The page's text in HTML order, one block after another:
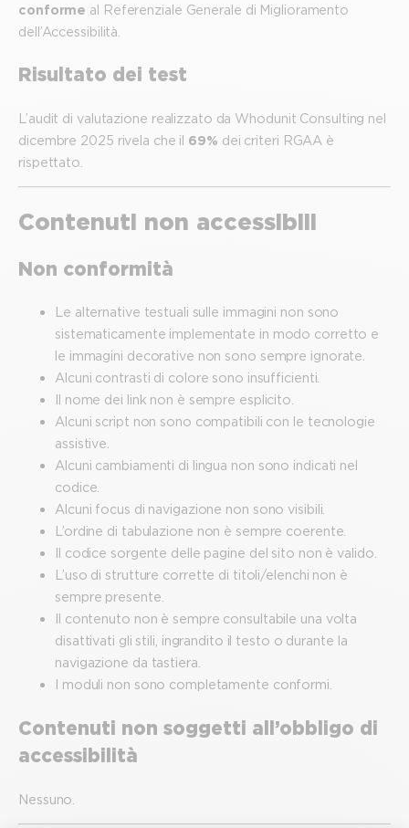
conforme al Referenziale Generale di Miglioramento
dell’Accessibilità.
Risultato dei test
L’audit di valutazione realizzato da Whodunit Consulting nel
dicembre 2025 rivela che il 69% dei criteri RGAA è
rispettato.
Contenuti non accessibili
Non conformità
Le alternative testuali sulle immagini non sono
sistematicamente implementate in modo corretto e
le immagini decorative non sono sempre ignorate.
Alcuni contrasti di colore sono insufficienti.
Il nome dei link non è sempre esplicito.
Alcuni script non sono compatibili con le tecnologie
assistive.
Alcuni cambiamenti di lingua non sono indicati nel
codice.
Alcuni focus di navigazione non sono visibili.
L’ordine di tabulazione non è sempre coerente.
Il codice sorgente delle pagine del sito non è valido.
L’uso di strutture corrette di titoli/elenchi non è
sempre presente.
Il contenuto non è sempre consultabile una volta
disattivati gli stili, ingrandito il testo o durante la
navigazione da tastiera.
I moduli non sono completamente conformi.
Contenuti non soggetti all’obbligo di
accessibilità
Nessuno.